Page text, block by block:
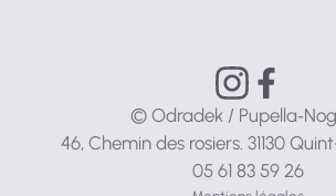
© Odradek /
46, Chemin des rosiers. 31130
05 61 83 59 26